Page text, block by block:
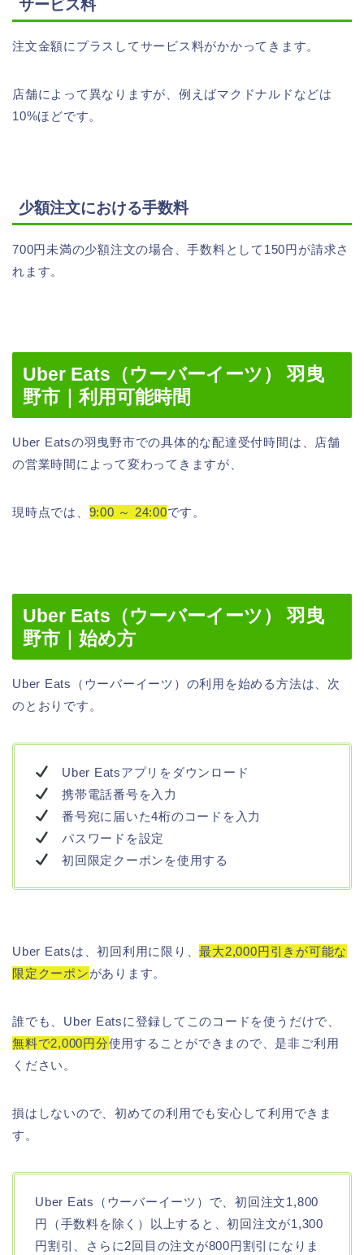
サービス料
注文金額にプラスしてサービス料がかかってきます。
店舗によって異なりますが、例えばマクドナルドなどは
10%ほどです。
少額注文における手数料
700円未満の少額注文の場合、手数料として150円が請求さ
れます。
Uber Eats（ウーバーイーツ） 羽曳
野市｜利用可能時間
Uber Eatsの羽曳野市での具体的な配達受付時間は、店舗
の営業時間によって変わってきますが、
現時点では、 9:00 ～ 24:00です。
Uber Eats（ウーバーイーツ） 羽曳
野市｜始め方
Uber Eats（ウーバーイーツ）の利用を始める方法は、次
のとおりです。
Uber Eatsアプリをダウンロード
携帯電話番号を入力
番号宛に届いた4桁のコードを入力
パスワードを設定
初回限定クーポンを使用する
Uber Eatsは、初回利用に限り、最大2,000円引きが可能な
限定クーポンがあります。
誰でも、Uber Eatsに登録してこのコードを使うだけで、
無料で2,000円分使用することができまので、是非ご利用
ください。
損はしないので、初めての利用でも安心して利用できま
す。
Uber Eats（ウーバーイーツ）で、初回注文1,800
円（手数料を除く）以上すると、初回注文が1,300
円割引、さらに2回目の注文が800円割引になりま